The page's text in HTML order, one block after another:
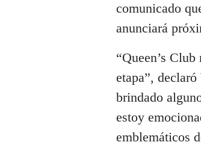
comunicado
anunciará
“Queen’s
etapa”,
brindado
estoy
emblemáticos